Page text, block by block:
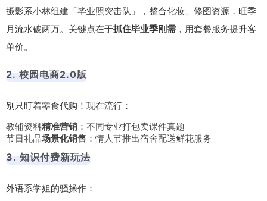
摄影系小林组建「毕业照突击队」，整合化妆、修图资源，旺季
月流水破两万。关键点在于抓住毕业季刚需 ，用套餐服务提升客
单价。
2. 校园电商2.0版
别只盯着零食代购！现在流行：
教辅资料精准营销 ：不同专业打包卖课件真题
节日礼品场景化销售 ：情人节推出宿舍配送鲜花服务
3. 知识付费新玩法
外语系学姐的骚操作：